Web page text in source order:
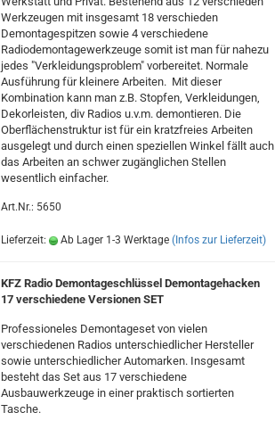
Werkzeugen mit insgesamt 18 verschieden
Demontagespitzen sowie 4 verschiedene
Radiodemontagewerkzeuge somit ist man für nahezu
jedes "Verkleidungsproblem" vorbereitet. Normale
Ausführung für kleinere Arbeiten. Mit dieser
Kombination kann man z.B. Stopfen, Verkleidungen,
Dekorleisten, div Radios u.v.m. demontieren. Die
Oberflächenstruktur ist für ein kratzfreies Arbeiten
ausgelegt und durch einen speziellen Winkel fällt auch
das Arbeiten an schwer zugänglichen Stellen
wesentlich einfacher.
Art.Nr.: 5650
Lieferzeit: Ab Lager 1-3 Werktage (Infos zur Lieferzeit)
KFZ Radio Demontageschlüssel Demontagehacken
17 verschiedene Versionen SET
Professioneles Demontageset von vielen
verschiedenen Radios unterschiedlicher Hersteller
sowie unterschiedlicher Automarken. Insgesamt
besteht das Set aus 17 verschiedene
Ausbauwerkzeuge in einer praktisch sortierten
Tasche.